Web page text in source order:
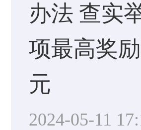
办法 查实
项最高奖
元
2024-05-11